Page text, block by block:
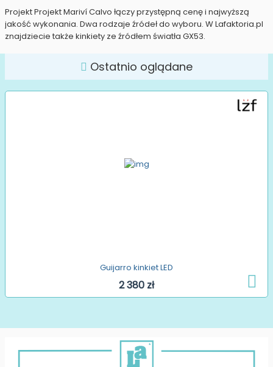
Projekt Projekt Mariví Calvo łączy przystępną cenę i najwyższą
jakość wykonania. Dwa rodzaje źródeł do wyboru. W Lafaktoria.pl
znajdziecie także kinkiety ze źródłem światła GX53.
Ostatnio oglądane
Guijarro kinkiet LED
2 380 zł